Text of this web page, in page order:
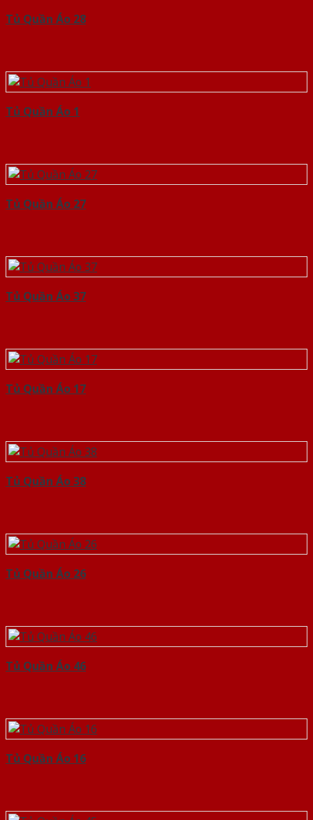
Tủ Quần Áo 28
Tủ Quần Áo 1
Tủ Quần Áo 27
Tủ Quần Áo 37
Tủ Quần Áo 17
Tủ Quần Áo 38
Tủ Quần Áo 26
Tủ Quần Áo 46
Tủ Quần Áo 16